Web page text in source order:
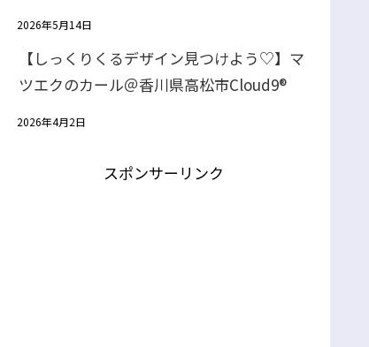
2026年5月14日
【しっくりくるデザイン見つけよう♡】マ
ツエクのカール＠香川県高松市Cloud9®
2026年4月2日
スポンサーリンク